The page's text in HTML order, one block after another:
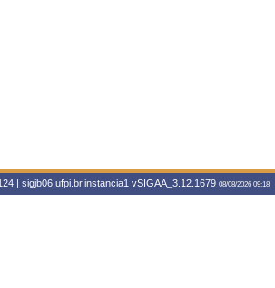
| sigjb06.ufpi.br.instancia1 vSIGAA_3.12.1679 08/08/2026 09:18